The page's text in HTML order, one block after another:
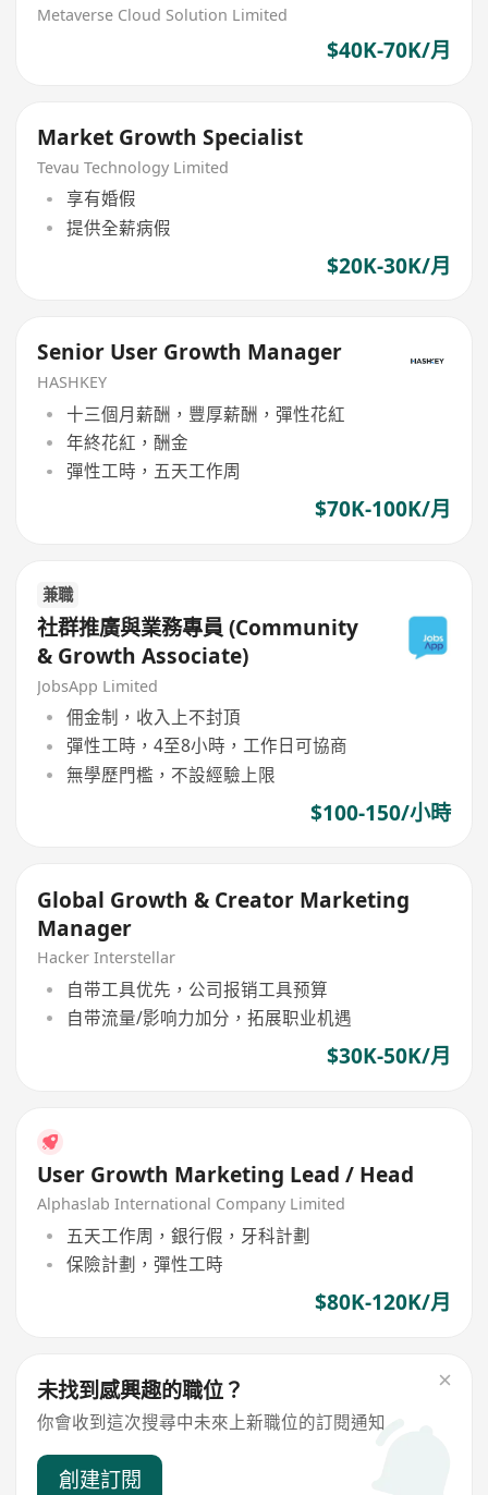
Metaverse Cloud Solution Limited
$40K-70K/月
Market Growth Specialist
Tevau Technology Limited
享有婚假
提供全薪病假
$20K-30K/月
Senior User Growth Manager
HASHKEY
十三個月薪酬，豐厚薪酬，彈性花紅
年終花紅，酬金
彈性工時，五天工作周
$70K-100K/月
兼職
社群推廣與業務專員 (Community
& Growth Associate)
JobsApp Limited
佣金制，收入上不封頂
彈性工時，4至8小時，工作日可協商
無學歷門檻，不設經驗上限
$100-150/小時
Global Growth & Creator Marketing
Manager
Hacker Interstellar
自带工具优先，公司报销工具预算
自带流量/影响力加分，拓展职业机遇
$30K-50K/月
User Growth Marketing Lead / Head
Alphaslab International Company Limited
五天工作周，銀行假，牙科計劃
保險計劃，彈性工時
$80K-120K/月
未找到感興趣的職位？
你會收到這次搜尋中未來上新職位的訂閱通知
創建訂閱